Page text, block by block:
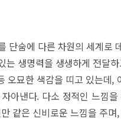
단숨에 다른 차원의 세계로
는 생명력을 생생하게 전달
오묘한 색감을 띠고 있는데
아낸다. 다소 정적인 느낌
같은 신비로운 느낌을 주